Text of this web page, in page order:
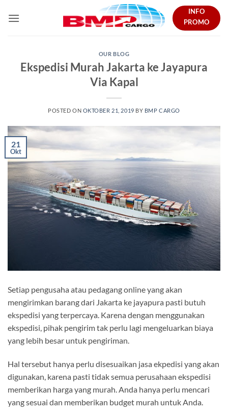
INFO
PROMO
OUR BLOG
Ekspedisi Murah Jakarta ke Jayapura
Via Kapal
POSTED ON OKTOBER 21, 2019 BY BMP CARGO
21
Okt
Setiap pengusaha atau pedagang online yang akan
mengirimkan barang dari Jakarta ke jayapura pasti butuh
ekspedisi yang terpercaya. Karena dengan menggunakan
ekspedisi, pihak pengirim tak perlu lagi mengeluarkan biaya
yang lebih besar untuk pengiriman.
Hal tersebut hanya perlu disesuaikan jasa ekpedisi yang akan
digunakan, karena pasti tidak semua perusahaan ekspedisi
memberikan harga yang murah. Anda hanya perlu mencari
yang sesuai dan memberikan budget murah untuk Anda.